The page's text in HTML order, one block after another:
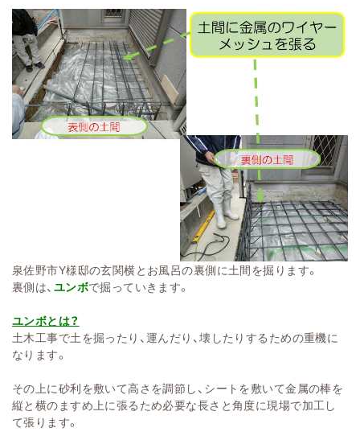
泉佐野市Y様邸の玄関横とお風呂の裏側に土間を掘ります。
裏側は、 ユンボで掘っていきます。
ユンボとは？
土木工事で土を掘ったり、運んだり、壊したりするための重機に
なります。
その上に砂利を敷いて高さを調節し、シートを敷いて金属の棒を
縦と横のますめ上に張るため必要な長さと角度に現場で加工し
て張ります。